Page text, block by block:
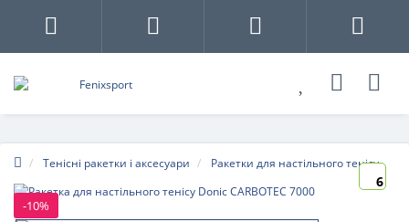
Тенісні ракетки і аксесуари Ракетки для настільного тенісу
-10%
6